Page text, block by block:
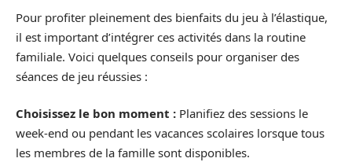
Pour profiter pleinement des bienfaits du jeu à l’élastique,
il est important d’intégrer ces activités dans la routine
familiale. Voici quelques conseils pour organiser des
séances de jeu réussies :
Choisissez le bon moment : Planifiez des sessions le
week-end ou pendant les vacances scolaires lorsque tous
les membres de la famille sont disponibles.